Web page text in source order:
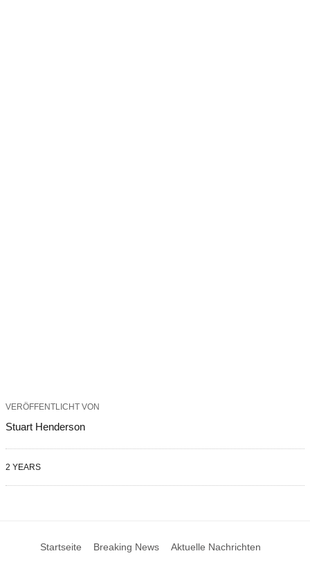
VERÖFFENTLICHT VON
Stuart Henderson
2 YEARS
Startseite Breaking News Aktuelle Nachrichten